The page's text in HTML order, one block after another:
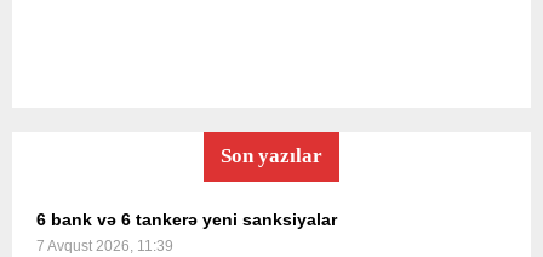
Son yazılar
6 bank və 6 tankerə yeni sanksiyalar
7 Avqust 2026, 11:39